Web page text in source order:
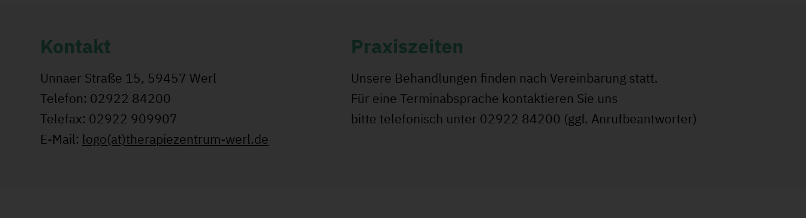
Kontakt
Unnaer Straße 15, 59457 Werl
Telefon: 02922 84200
Telefax: 02922 909907
E-Mail: logo(at)therapiezentrum-werl.de
Praxiszeiten
Unsere Behandlungen finden nach Vereinbarung statt.
Für eine Terminabsprache kontaktieren Sie uns
bitte telefonisch unter 02922 84200 (ggf. Anrufbeantworter)